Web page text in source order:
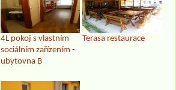
4L pokoj s vlastním
sociálním zařízením -
ubytovna B
Terasa restaurace